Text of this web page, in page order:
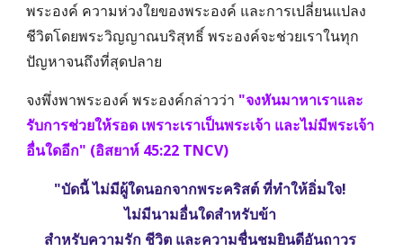
พระองค์ ความห่วงใยของพระองค์ และการเปลี่ยนแปลง
ชีวิตโดยพระวิญญาณบริสุทธิ์ พระองค์จะช่วยเราในทุก
ปัญหาจนถึงที่สุดปลาย
จงพึ่งพาพระองค์ พระองค์กล่าวว่า "จงหันมาหาเราและ
รับการช่วยให้รอด เพราะเราเป็นพระเจ้า และไม่มีพระเจ้า
อื่นใดอีก" (อิสยาห์ 45:22 TNCV)
"บัดนี้ ไม่มีผู้ใดนอกจากพระคริสต์ ที่ทำให้อิ่มใจ!
ไม่มีนามอื่นใดสำหรับข้า
สำหรับความรัก ชีวิต และความชื่นชมยินดีอันถาวร